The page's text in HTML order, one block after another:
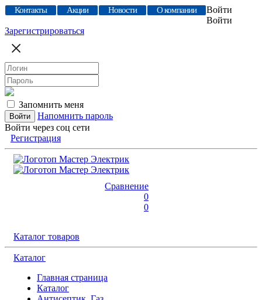
Контакты Акции Новости О компании
Войти
Войти
Зарегистрироваться
Запомнить меня
Напомнить пароль
Войти через соц сети
Регистрация
Сравнение
0
0
Каталог товаров
Каталог
Главная страница
Каталог